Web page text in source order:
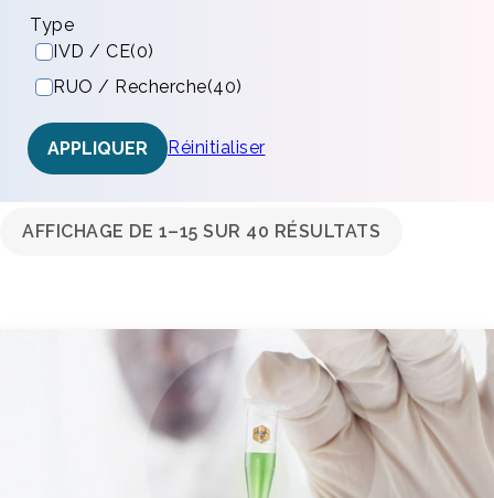
Type
IVD / CE(0)
RUO / Recherche(40)
APPLIQUER Réinitialiser
AFFICHAGE DE 1–15 SUR 40 RÉSULTATS